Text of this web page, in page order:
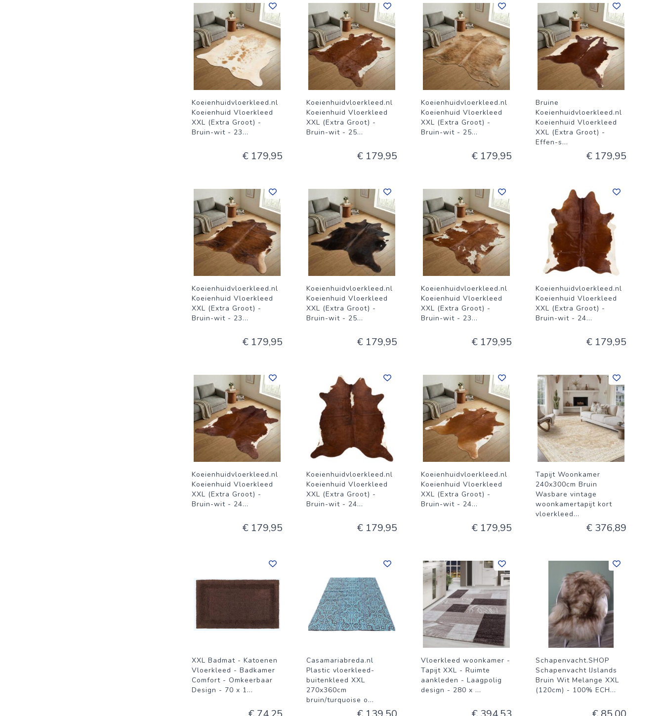
Koeienhuidvloerkleed.nl
Koeienhuid Vloerkleed
XXL (Extra Groot) -
Bruin-wit - 23...
€ 179,95
Koeienhuidvloerkleed.nl
Koeienhuid Vloerkleed
XXL (Extra Groot) -
Bruin-wit - 25...
€ 179,95
Koeienhuidvloerkleed.nl
Koeienhuid Vloerkleed
XXL (Extra Groot) -
Bruin-wit - 25...
€ 179,95
Bruine
Koeienhuidvloerkleed.nl
Koeienhuid Vloerkleed
XXL (Extra Groot) -
Effen-s...
€ 179,95
Koeienhuidvloerkleed.nl
Koeienhuid Vloerkleed
XXL (Extra Groot) -
Bruin-wit - 23...
€ 179,95
Koeienhuidvloerkleed.nl
Koeienhuid Vloerkleed
XXL (Extra Groot) -
Bruin-wit - 25...
€ 179,95
Koeienhuidvloerkleed.nl
Koeienhuid Vloerkleed
XXL (Extra Groot) -
Bruin-wit - 23...
€ 179,95
Koeienhuidvloerkleed.nl
Koeienhuid Vloerkleed
XXL (Extra Groot) -
Bruin-wit - 24...
€ 179,95
Koeienhuidvloerkleed.nl
Koeienhuid Vloerkleed
XXL (Extra Groot) -
Bruin-wit - 24...
€ 179,95
Koeienhuidvloerkleed.nl
Koeienhuid Vloerkleed
XXL (Extra Groot) -
Bruin-wit - 24...
€ 179,95
Koeienhuidvloerkleed.nl
Koeienhuid Vloerkleed
XXL (Extra Groot) -
Bruin-wit - 24...
€ 179,95
Tapijt Woonkamer
240x300cm Bruin
Wasbare vintage
woonkamertapijt kort
vloerkleed...
€ 376,89
XXL Badmat - Katoenen
Vloerkleed - Badkamer
Comfort - Omkeerbaar
Design - 70 x 1...
Casamariabreda.nl
Plastic vloerkleed-
buitenkleed XXL
270x360cm
bruin/turquoise o...
Vloerkleed woonkamer -
Tapijt XXL - Ruimte
aankleden - Laagpolig
design - 280 x ...
Schapenvacht.SHOP
Schapenvacht IJslands
Bruin Wit Melange XXL
(120cm) - 100% ECH...